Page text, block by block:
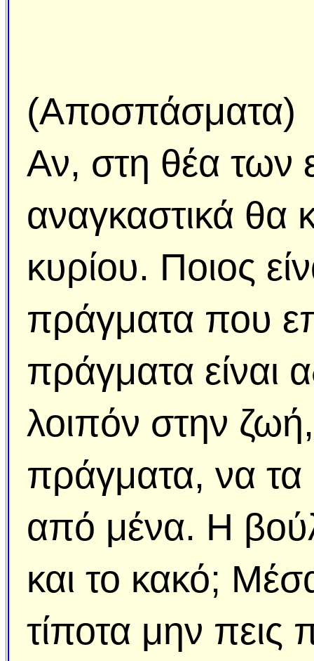
(Αποσπάσματα)
Αν, στη θέα των
αναγκαστικά θα
κυρίου. Ποιος
πράγματα που
πράγματα είναι
λοιπόν στην ζωή,
πράγματα, να τα
από μένα. Η
και το κακό;
τίποτα μην πεις